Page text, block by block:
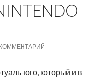
который и в